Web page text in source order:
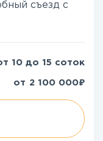
съезд с
10 до 15 соток
от 2 100 000₽